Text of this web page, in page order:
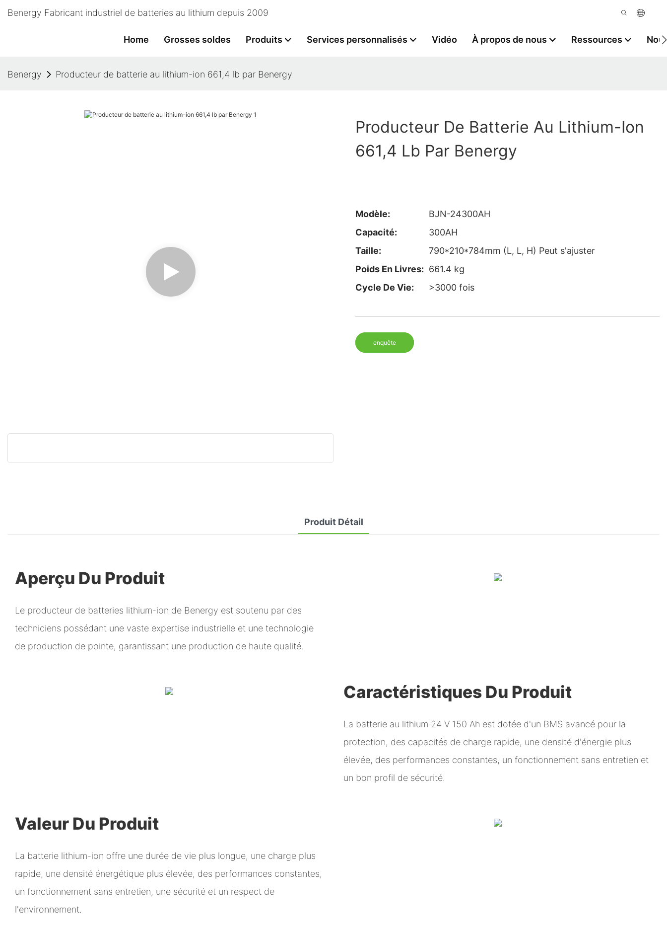
Benergy Fabricant industriel de batteries au lithium depuis 2009
Home Grosses soldes Produits Services personnalisés Vidéo À propos de nous Ressources
Benergy Producteur de batterie au lithium-ion 661,4 lb par Benergy
Producteur De Batterie Au Lithium-Ion
661,4 Lb Par Benergy
Modèle:
BJN-24300AH
Capacité:
300AH
Taille:
790*210*784mm (L, L, H) Peut s'ajuster
Poids En Livres: 661.4 kg
Cycle De Vie:
>3000 fois
enquête
Produit Détail
Aperçu Du Produit
Le producteur de batteries lithium-ion de Benergy est soutenu par des
techniciens possédant une vaste expertise industrielle et une technologie
de production de pointe, garantissant une production de haute qualité.
Caractéristiques Du Produit
La batterie au lithium 24 V 150 Ah est dotée d'un BMS avancé pour la
protection, des capacités de charge rapide, une densité d'énergie plus
élevée, des performances constantes, un fonctionnement sans entretien et
un bon profil de sécurité.
Valeur Du Produit
La batterie lithium-ion offre une durée de vie plus longue, une charge plus
rapide, une densité énergétique plus élevée, des performances constantes,
un fonctionnement sans entretien, une sécurité et un respect de
l'environnement.